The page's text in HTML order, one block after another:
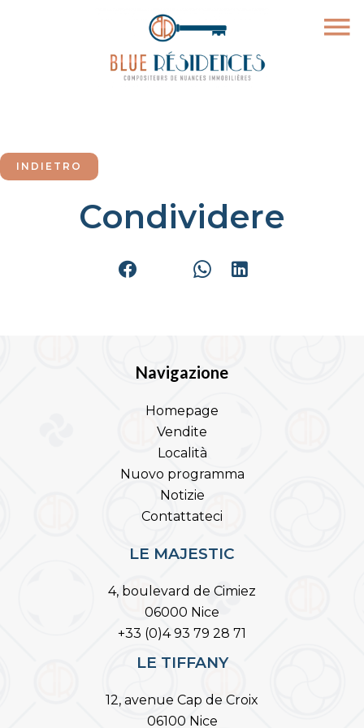
INDIETRO
Condividere
Navigazione
Homepage
Vendite
Località
Nuovo programma
Notizie
Contattateci
LE MAJESTIC
4, boulevard de Cimiez
06000 Nice
+33 (0)4 93 79 28 71
LE TIFFANY
12, avenue Cap de Croix
06100 Nice